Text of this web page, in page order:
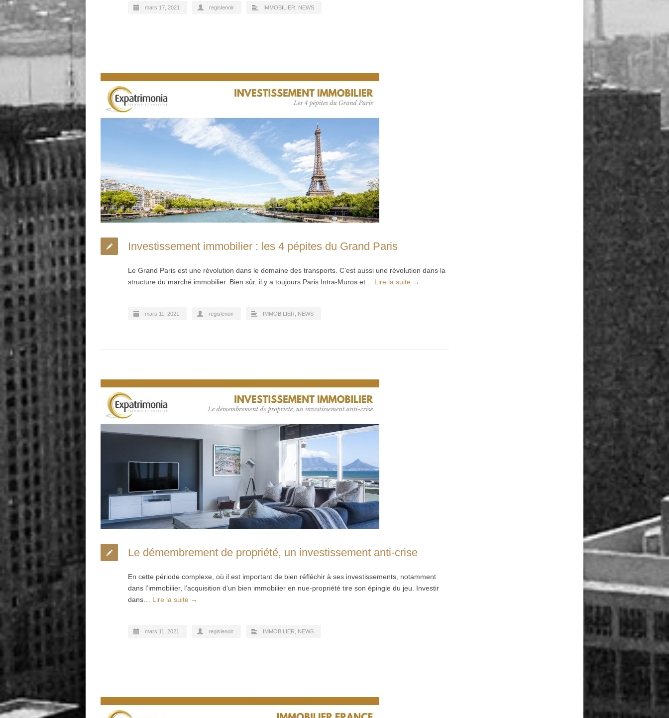
mars 17, 2021 regislenoir IMMOBILIER NEWS
Investissement immobilier : les 4 pépites du Grand Paris
Le Grand Paris est une révolution dans le domaine des transports. C’est aussi une révolution dans la
structure du marché immobilier. Bien sûr, il y a toujours Paris Intra-Muros et… Lire la suite →
mars 11, 2021 regislenoir IMMOBILIER NEWS
Le démembrement de propriété, un investissement anti-crise
En cette période complexe, où il est important de bien réfléchir à ses investissements, notamment
dans l’immobilier, l’acquisition d’un bien immobilier en nue-propriété tire son épingle du jeu. Investir
dans… Lire la suite →
mars 11, 2021 regislenoir IMMOBILIER NEWS